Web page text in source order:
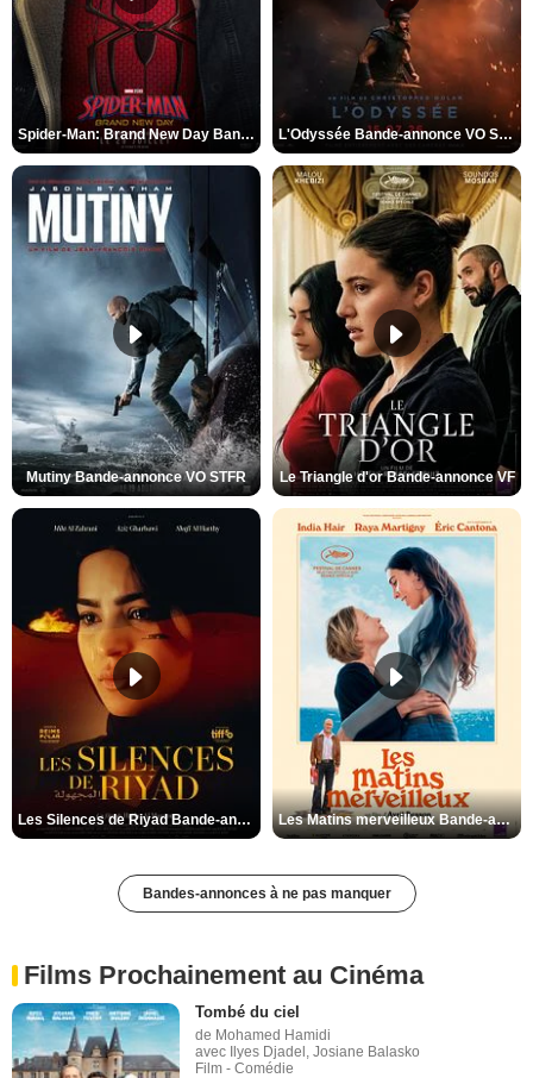
Spider-Man: Brand New Day Bande-annonce VO STFR L'Odyssée Bande-annonce VO STFR
Mutiny Bande-annonce VO STFR Le Triangle d'or Bande-annonce VF
Les Silences de Riyad Bande-annonce VO STFR Les Matins merveilleux Bande-annonce VF
Bandes-annonces à ne pas manquer
Films Prochainement au Cinéma
Tombé du ciel
de Mohamed Hamidi
avec Ilyes Djadel, Josiane Balasko
Film - Comédie